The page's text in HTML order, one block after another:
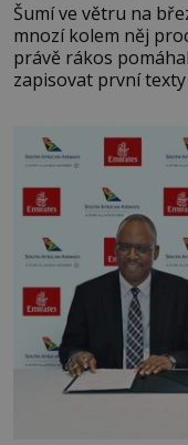
Šumí ve větru na
mnozí kolem něj
právě rákos
zapisovat první
letního koupání.